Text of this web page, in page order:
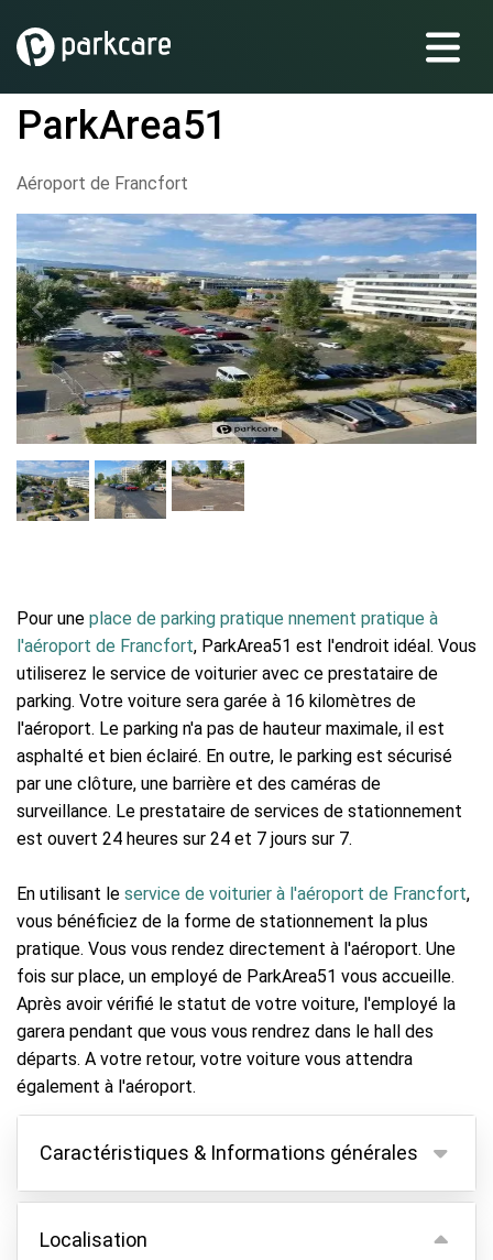
ParkArea51
Aéroport de Francfort
Pour une place de parking pratique nnement pratique à
l'aéroport de Francfort, ParkArea51 est l'endroit idéal. Vous
utiliserez le service de voiturier avec ce prestataire de
parking. Votre voiture sera garée à 16 kilomètres de
l'aéroport. Le parking n'a pas de hauteur maximale, il est
asphalté et bien éclairé. En outre, le parking est sécurisé
par une clôture, une barrière et des caméras de
surveillance. Le prestataire de services de stationnement
est ouvert 24 heures sur 24 et 7 jours sur 7.
En utilisant le service de voiturier à l'aéroport de Francfort,
vous bénéficiez de la forme de stationnement la plus
pratique. Vous vous rendez directement à l'aéroport. Une
fois sur place, un employé de ParkArea51 vous accueille.
Après avoir vérifié le statut de votre voiture, l'employé la
garera pendant que vous vous rendrez dans le hall des
départs. A votre retour, votre voiture vous attendra
également à l'aéroport.
Caractéristiques & Informations générales
Caractéristiques
Parking couvert
Localisation